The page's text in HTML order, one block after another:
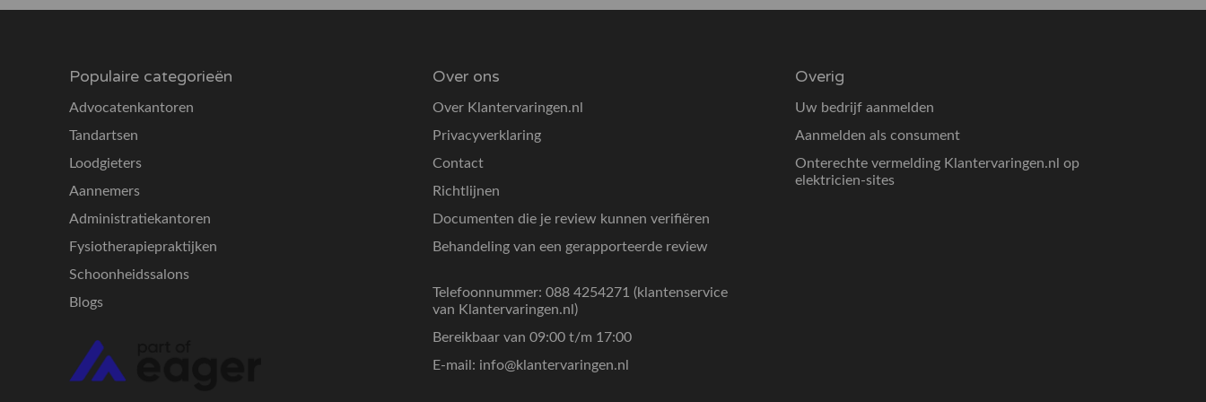
Populaire categorieën
Advocatenkantoren
Tandartsen
Loodgieters
Aannemers
Administratiekantoren
Fysiotherapiepraktijken
Schoonheidssalons
Blogs
Over ons
Over Klantervaringen.nl
Privacyverklaring
Contact
Richtlijnen
Documenten die je review kunnen verifiëren
Behandeling van een gerapporteerde review
Telefoonnummer: 088 4254271 (klantenservice
van Klantervaringen.nl)
Bereikbaar van 09:00 t/m 17:00
E-mail: info@klantervaringen.nl
Overig
Uw bedrijf aanmelden
Aanmelden als consument
Onterechte vermelding Klantervaringen.nl op
elektricien-sites